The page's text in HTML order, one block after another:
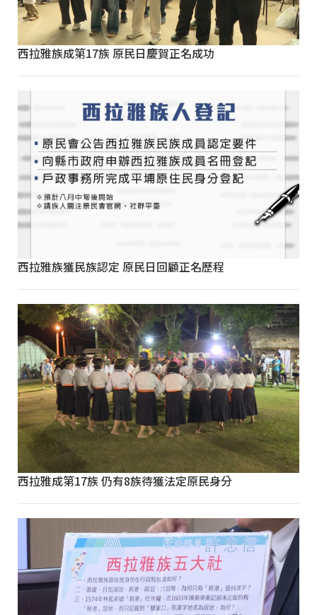
西拉雅族成第17族 原民日慶賀正名成功
西拉雅族獲民族認定 原民日回顧正名歷程
西拉雅成第17族 仍有8族待獲法定原民身分